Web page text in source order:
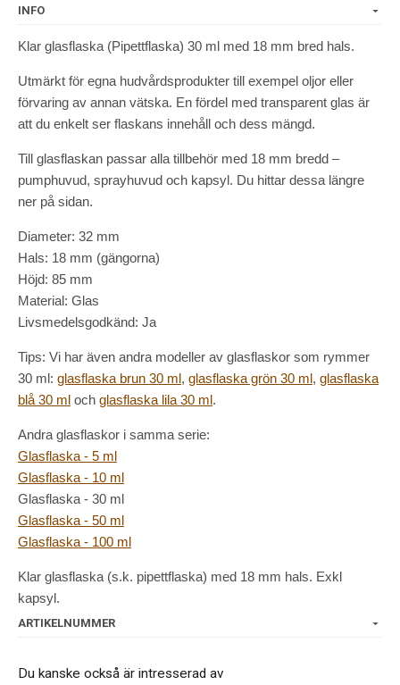
INFO
Klar glasflaska (Pipettflaska) 30 ml med 18 mm bred hals.
Utmärkt för egna hudvårdsprodukter till exempel oljor eller
förvaring av annan vätska. En fördel med transparent glas är
att du enkelt ser flaskans innehåll och dess mängd.
Till glasflaskan passar alla tillbehör med 18 mm bredd –
pumphuvud, sprayhuvud och kapsyl. Du hittar dessa längre
ner på sidan.
Diameter: 32 mm
Hals: 18 mm (gängorna)
Höjd: 85 mm
Material: Glas
Livsmedelsgodkänd: Ja
Tips: Vi har även andra modeller av glasflaskor som rymmer
30 ml: glasflaska brun 30 ml, glasflaska grön 30 ml, glasflaska
blå 30 ml och glasflaska lila 30 ml.
Andra glasflaskor i samma serie:
Glasflaska - 5 ml
Glasflaska - 10 ml
Glasflaska - 30 ml
Glasflaska - 50 ml
Glasflaska - 100 ml
Klar glasflaska (s.k. pipettflaska) med 18 mm hals. Exkl
kapsyl.
ARTIKELNUMMER
Du kanske också är intresserad av